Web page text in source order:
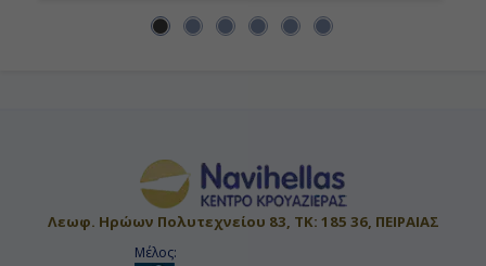
Λεωφ. Ηρώων Πολυτεχνείου 83, ΤΚ: 185 36, ΠΕΙΡΑΙΑΣ
Μέλος: